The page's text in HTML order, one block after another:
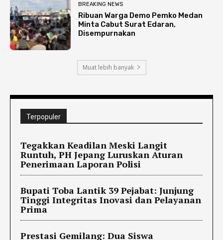
BREAKING NEWS
Ribuan Warga Demo Pemko Medan
Minta Cabut Surat Edaran,
Disempurnakan
Muat lebih banyak
Terpopuler
Tegakkan Keadilan Meski Langit
Runtuh, PH Jepang Luruskan Aturan
Penerimaan Laporan Polisi
Bupati Toba Lantik 39 Pejabat: Junjung
Tinggi Integritas Inovasi dan Pelayanan
Prima
Prestasi Gemilang: Dua Siswa